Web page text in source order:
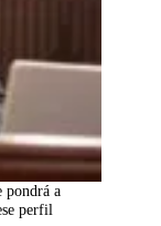
pondrá a
perfil